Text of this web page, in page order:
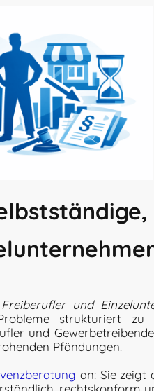
und
strukturiert
und
Pfändungen.
an: Sie zeigt